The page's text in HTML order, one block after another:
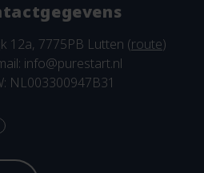
12a, 7775PB Lutten (route)
info@purestart.nl
NL003300947B31